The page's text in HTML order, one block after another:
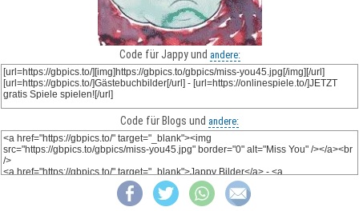
Code für Jappy und andere:
Code für Blogs und andere: